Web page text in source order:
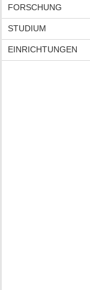
FORSCHUNG
STUDIUM
EINRICHTUNGEN